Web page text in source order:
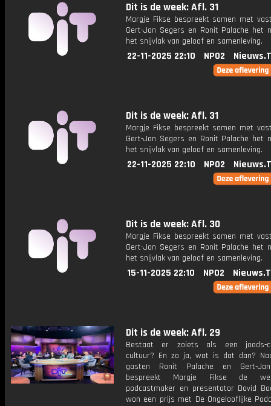
Dit is de week: Afl. 31
Margje Fikse bespreekt samen met
Gert-Jan Segers en Ronit Palache het
het snijvlak van geloof en samenleving.
22-11-2025 22:10 NPO2
Dit is de week: Afl. 31
Margje Fikse bespreekt samen met
Gert-Jan Segers en Ronit Palache het
het snijvlak van geloof en samenleving.
22-11-2025 22:10 NPO2
Dit is de week: Afl. 30
Margje Fikse bespreekt samen met
Gert-Jan Segers en Ronit Palache het
het snijvlak van geloof en samenleving.
15-11-2025 22:10 NPO2
Dit is de week: Afl. 29
Bestaat er zoiets als een joods-
cultuur? En zo ja, wat is dat dan?
gasten Ronit Palache en Gert-
bespreekt Margje Fikse de
podcastmaker en presentator David
won een prijs met De Ongelooflijke